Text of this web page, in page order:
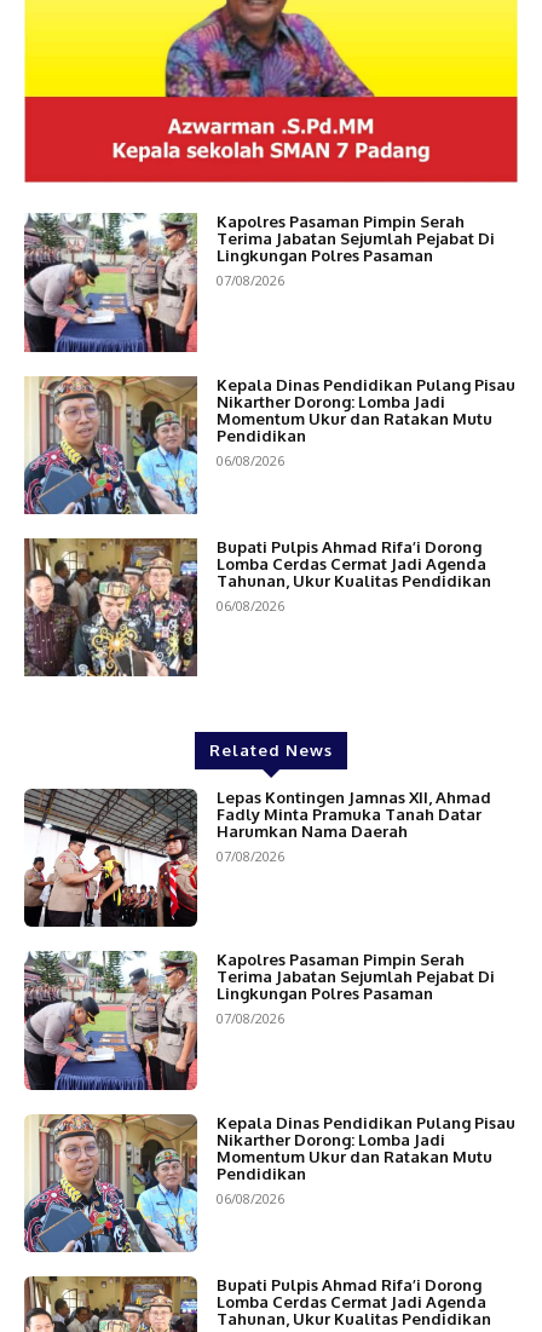
Kapolres Pasaman Pimpin Serah
Terima Jabatan Sejumlah Pejabat Di
Lingkungan Polres Pasaman
07/08/2026
Kepala Dinas Pendidikan Pulang Pisau
Nikarther Dorong: Lomba Jadi
Momentum Ukur dan Ratakan Mutu
Pendidikan
06/08/2026
Bupati Pulpis Ahmad Rifa’i Dorong
Lomba Cerdas Cermat Jadi Agenda
Tahunan, Ukur Kualitas Pendidikan
06/08/2026
Related News
Lepas Kontingen Jamnas XII, Ahmad
Fadly Minta Pramuka Tanah Datar
Harumkan Nama Daerah
07/08/2026
Kapolres Pasaman Pimpin Serah
Terima Jabatan Sejumlah Pejabat Di
Lingkungan Polres Pasaman
07/08/2026
Kepala Dinas Pendidikan Pulang Pisau
Nikarther Dorong: Lomba Jadi
Momentum Ukur dan Ratakan Mutu
Pendidikan
06/08/2026
Bupati Pulpis Ahmad Rifa’i Dorong
Lomba Cerdas Cermat Jadi Agenda
Tahunan, Ukur Kualitas Pendidikan